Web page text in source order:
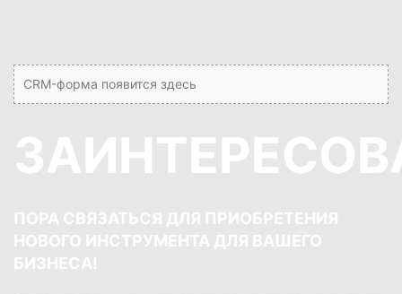
CRM-форма появится здесь
ПОРА СВЯЗАТЬСЯ ДЛЯ ПРИОБРЕТЕНИЯ
НОВОГО ИНСТРУМЕНТА ДЛЯ ВАШЕГО
БИЗНЕСА!